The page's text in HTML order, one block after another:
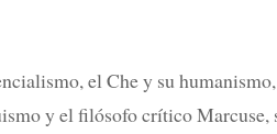
el Che y su
y el filósofo crítico Marcuse,